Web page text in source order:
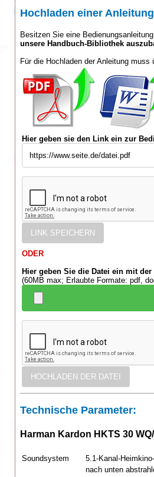
Hochladen einer
Besitzen Sie eine
unsere Handbuch-Bibliothek
Für die Hochladen der Anleitung
Hier geben sie den Link ein zur
ODER
Hier geben Sie die Datei ein mit
(60MB max; Erlaubte Formate: pdf,
Technische Parameter:
Harman Kardon HKTS 30
Soundsystem 5.1-Kanal-
nach unten